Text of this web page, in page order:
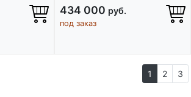
434 000 руб.
под заказ
1 2 3